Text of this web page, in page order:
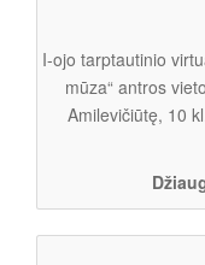
I-ojo tarptautinio
mūza“ antros
Amilevičiūtę, 10